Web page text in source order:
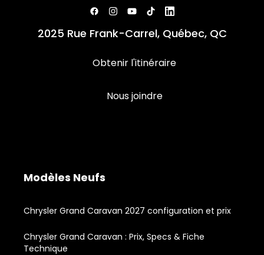
2025 Rue Frank-Carrel, Québec, QC
Obtenir l'itinéraire
Nous joindre
Modèles Neufs
Chrysler Grand Caravan 2027 configuration et prix
Chrysler Grand Caravan : Prix, Specs & Fiche
Technique